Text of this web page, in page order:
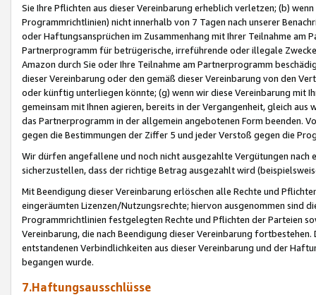
Sie Ihre Pflichten aus dieser Vereinbarung erheblich verletzen; (b)
Programmrichtlinien) nicht innerhalb von 7 Tagen nach unserer
oder Haftungsansprüchen im Zusammenhang mit Ihrer Teilnahme am
Partnerprogramm für betrügerische, irreführende oder illegale
Amazon durch Sie oder Ihre Teilnahme am Partnerprogramm
dieser Vereinbarung oder den gemäß dieser Vereinbarung von den
oder künftig unterliegen könnte; (g) wenn wir diese Vereinbarung mit
gemeinsam mit Ihnen agieren, bereits in der Vergangenheit, gleich
das Partnerprogramm in der allgemein angebotenen Form beenden.
gegen die Bestimmungen der Ziffer 5 und jeder Verstoß gegen die
Wir dürfen angefallene und noch nicht ausgezahlte Vergütungen
sicherzustellen, dass der richtige Betrag ausgezahlt wird
Mit Beendigung dieser Vereinbarung erlöschen alle Rechte und
eingeräumten Lizenzen/Nutzungsrechte; hiervon ausgenommen sind
Programmrichtlinien festgelegten Rechte und Pflichten der Parteien
Vereinbarung, die nach Beendigung dieser Vereinbarung
entstandenen Verbindlichkeiten aus dieser Vereinbarung und der
begangen wurde.
7.Haftungsausschlüsse